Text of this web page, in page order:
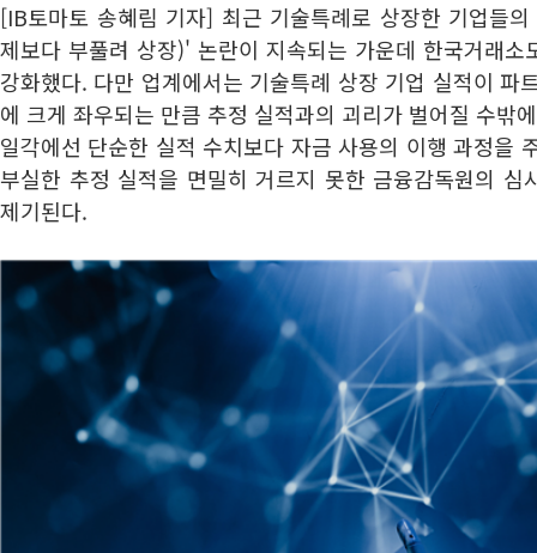
[IB토마토 송혜림 기자] 최근 기술특례로 상장한 기업들
제보다 부풀려 상장)' 논란이 지속되는 가운데 한국거래소
강화했다. 다만 업계에서는 기술특례 상장 기업 실적이 파
에 크게 좌우되는 만큼 추정 실적과의 괴리가 벌어질 수밖
일각에선 단순한 실적 수치보다 자금 사용의 이행 과정을
부실한 추정 실적을 면밀히 거르지 못한 금융감독원의 심
제기된다.